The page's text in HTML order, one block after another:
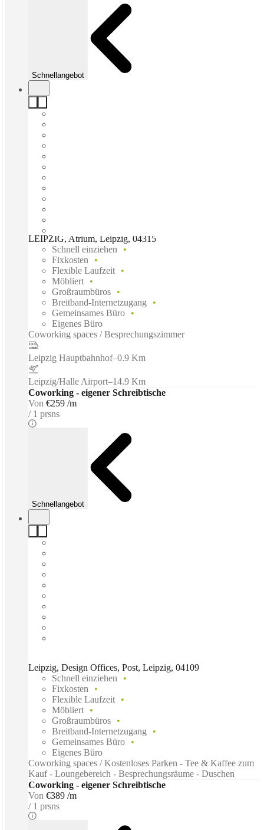
Schnellangebot
LEIPZIG, Atrium, Leipzig, 04315
Schnell einziehen
Fixkosten
Flexible Laufzeit
Möbliert
Großraumbüros
Breitband-Internetzugang
Gemeinsames Büro
Eigenes Büro
Coworking spaces / Besprechungszimmer
Leipzig Hauptbahnhof–0.9 Km
Leipzig/Halle Airport–14.9 Km
Coworking - eigener Schreibtische
Von €259 /m
1 prsns
Schnellangebot
Leipzig, Design Offices, Post, Leipzig, 04109
Schnell einziehen
Fixkosten
Flexible Laufzeit
Möbliert
Großraumbüros
Breitband-Internetzugang
Gemeinsames Büro
Eigenes Büro
Coworking spaces / Kostenloses Parken - Tee & Kaffee zum
Kauf - Loungebereich - Besprechungsräume - Duschen
Coworking - eigener Schreibtische
Von €389 /m
1 prsns